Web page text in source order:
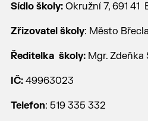
Sídlo školy:Okružní 7, 691 41
Zřizovatel školy: Město
Ředitelka školy:Mgr. Zdeňka
IČ:49963023
Telefon: 519 335 332